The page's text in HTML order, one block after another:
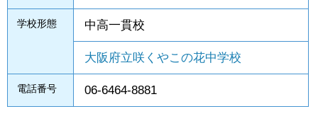
学校形態 中高一貫校
大阪府立咲くやこの花中学校
電話番号 06-6464-8881